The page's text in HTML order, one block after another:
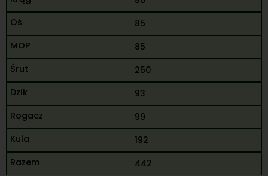
85
85
250
93
99
192
442